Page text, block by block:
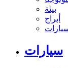
بيئة
أبراج
سيارات